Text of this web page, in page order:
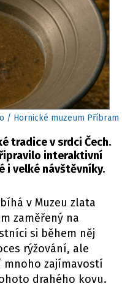
/ Hornické muzeum Příbram
tradice v srdci Čech.
interaktivní
i velké návštěvníky.
v Muzeu zlata
zaměřený na
si během něj
rýžování, ale
mnoho zajímavostí
drahého kovu.